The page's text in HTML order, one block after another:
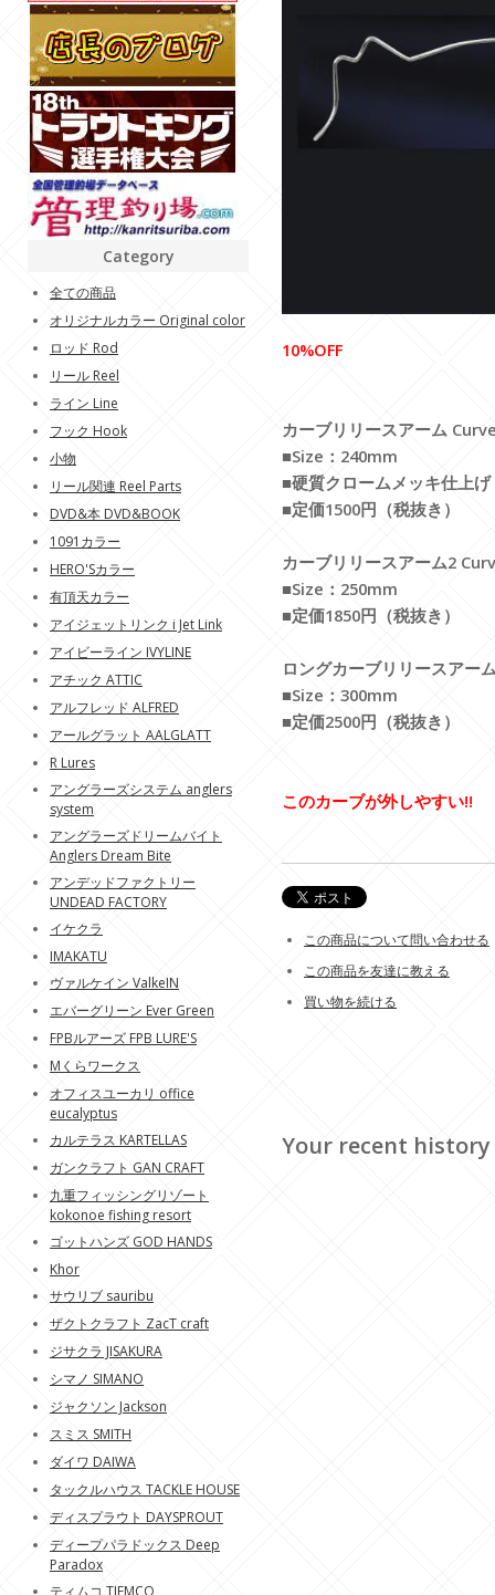
10%OFF
カーブリリースアーム
■Size：240mm
■硬質クロームメッキ仕上げ
■定価1500円（税抜き）
カーブリリースアーム2
■Size：250mm
■定価1850円（税抜き）
ロングカーブリリースアー
■Size：300mm
■定価2500円（税抜き）
このカーブが外しやすい!!
この商品について問い合わせる
この商品を友達に教える
買い物を続ける
Your recent history
Category
全ての商品
オリジナルカラー Original color
ロッド Rod
リール Reel
ライン Line
フック Hook
小物
リール関連 Reel Parts
DVD&本 DVD&BOOK
1091カラー
HERO'Sカラー
有頂天カラー
アイジェットリンク i Jet Link
アイビーライン IVYLINE
アチック ATTIC
アルフレッド ALFRED
アールグラット AALGLATT
R Lures
アングラーズシステム anglers
system
アングラーズドリームバイト
Anglers Dream Bite
アンデッドファクトリー
UNDEAD FACTORY
イケクラ
IMAKATU
ヴァルケイン ValkeIN
エバーグリーン Ever Green
FPBルアーズ FPB LURE'S
Mくらワークス
オフィスユーカリ office
eucalyptus
カルテラス KARTELLAS
ガンクラフト GAN CRAFT
九重フィッシングリゾート
kokonoe fishing resort
ゴットハンズ GOD HANDS
Khor
サウリブ sauribu
ザクトクラフト ZacT craft
ジサクラ JISAKURA
シマノ SIMANO
ジャクソン Jackson
スミス SMITH
ダイワ DAIWA
タックルハウス TACKLE HOUSE
ディスプラウト DAYSPROUT
ディープパラドックス Deep
Paradox
ティムコ TIEMCO